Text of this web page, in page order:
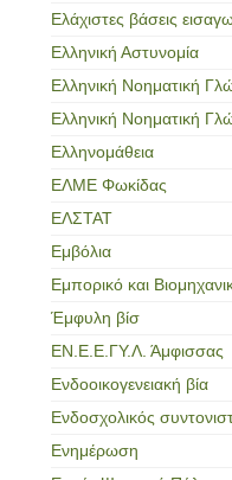
Ελάχιστες βάσεις
Ελληνική Αστυνομία
Ελληνική Νοηματική
Ελληνική Νοηματική
Ελληνομάθεια
ΕΛΜΕ Φωκίδας
ΕΛΣΤΑΤ
Εμβόλια
Εμπορικό και
Έμφυλη βίσ
ΕΝ.Ε.Ε.ΓΥ.Λ. Άμφισσας
Ενδοοικογενειακή βία
Ενδοσχολικός
Ενημέρωση